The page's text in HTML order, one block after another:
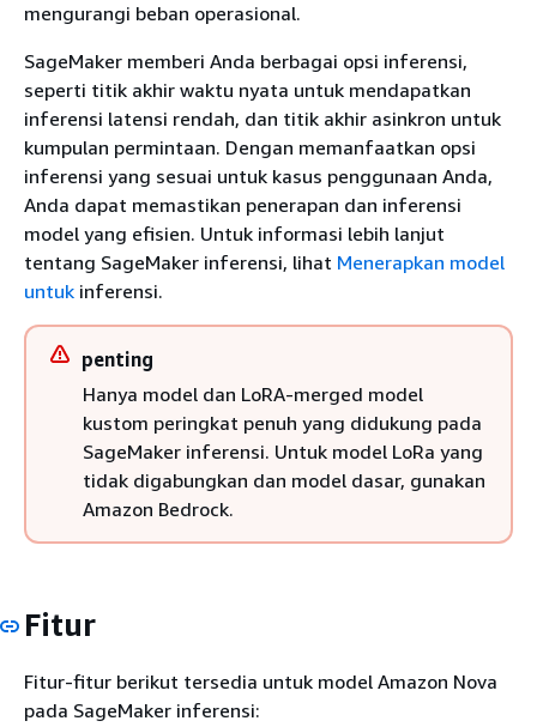
mengurangi beban operasional.
SageMaker memberi Anda berbagai opsi inferensi,
seperti titik akhir waktu nyata untuk mendapatkan
inferensi latensi rendah, dan titik akhir asinkron untuk
kumpulan permintaan. Dengan memanfaatkan opsi
inferensi yang sesuai untuk kasus penggunaan Anda,
Anda dapat memastikan penerapan dan inferensi
model yang efisien. Untuk informasi lebih lanjut
tentang SageMaker inferensi, lihat Menerapkan model
untuk inferensi.
penting
Hanya model dan LoRA-merged model
kustom peringkat penuh yang didukung pada
SageMaker inferensi. Untuk model LoRa yang
tidak digabungkan dan model dasar, gunakan
Amazon Bedrock.
Fitur
Fitur-fitur berikut tersedia untuk model Amazon Nova
pada SageMaker inferensi: